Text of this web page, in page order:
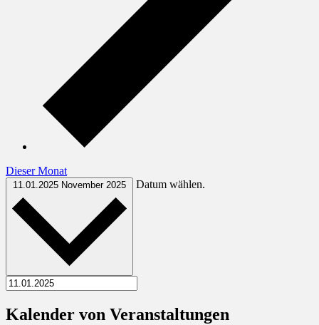
Dieser Monat
11.01.2025 November 2025 Datum wählen.
Kalender von Veranstaltungen